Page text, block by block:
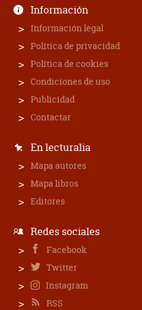
Información
Información legal
Política de privacidad
Política de cookies
Condiciones de uso
Publicidad
Contactar
En lecturalia
Mapa autores
Mapa libros
Editores
Redes sociales
Facebook
Twitter
Instagram
RSS